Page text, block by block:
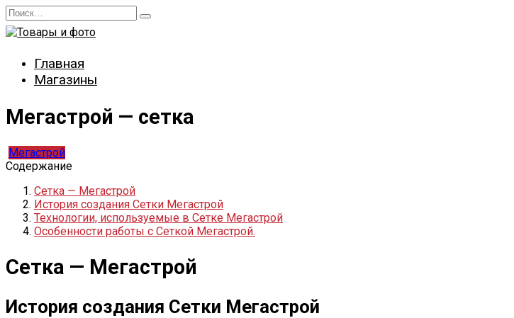
Перейти
к
содержанию
Search
for:
Главная
Магазины
Мегастрой — сетка
Мегастрой
Содержание
Сетка — Мегастрой
История создания Сетки Мегастрой
Технологии, используемые в Сетке Мегастрой
Особенности работы с Сеткой Мегастрой.
Сетка — Мегастрой
История создания Сетки Мегастрой